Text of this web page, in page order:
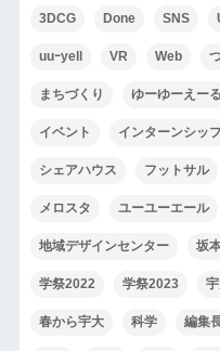
3DCG Done SNS
uuｰyell VR Web
まちづくり ゆーゆーえーる
イベント インターンシッ
シェアハウス フットサル
メロスタ ユーユーエール
地域デザインセンター 坂
学祭2022 学祭2023
春から宇大 科学 編集